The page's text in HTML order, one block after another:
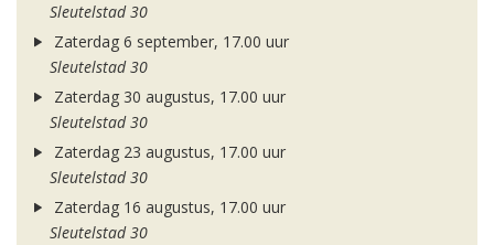
Sleutelstad 30
Zaterdag 6 september, 17.00 uur
Sleutelstad 30
Zaterdag 30 augustus, 17.00 uur
Sleutelstad 30
Zaterdag 23 augustus, 17.00 uur
Sleutelstad 30
Zaterdag 16 augustus, 17.00 uur
Sleutelstad 30